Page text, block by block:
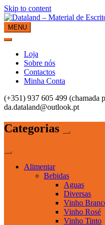
Skip to content
Dataland – Material de Escritório
Material de Escritório
MENU
Loja
Sobre nós
Contactos
Minha Conta
(+351) 937 605 499 (chamada
da.dataland@outlook.pt
Categorias
Alimentar
Bebidas
Aguas
Diversas
Vinho
Vinho Rosé
Vinho Tinto